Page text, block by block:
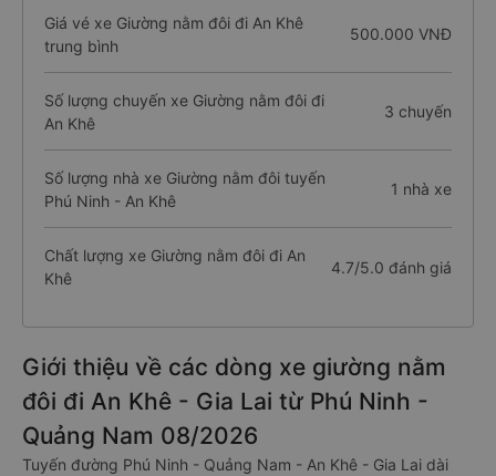
Giá vé xe Giường nằm đôi đi An Khê
trung bình
500.000 VNĐ
Số lượng chuyến xe Giường nằm đôi đi
An Khê
3 chuyến
Số lượng nhà xe Giường nằm đôi tuyến
Phú Ninh - An Khê
1 nhà xe
Chất lượng xe Giường nằm đôi đi An
Khê
4.7/5.0 đánh giá
Giới thiệu về các dòng xe giường nằm
đôi đi An Khê - Gia Lai từ Phú Ninh -
Quảng Nam 08/2026
Tuyến đường Phú Ninh - Quảng Nam - An Khê - Gia Lai dài